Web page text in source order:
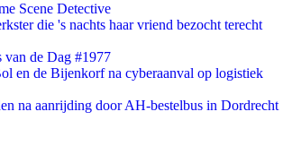
Scene Detective
die 's nachts haar vriend bezocht terecht
van de Dag #1977
en de Bijenkorf na cyberaanval op logistiek
na aanrijding door AH-bestelbus in Dordrecht